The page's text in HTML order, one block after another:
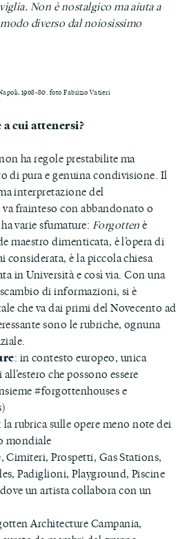
Non è nostalgico ma aiuta a
diverso dal noiosissimo
1968-80. foto Fabrizio Vatieri
cui attenersi?
ha regole prestabilite ma
di pura e genuina condivisione. Il
interpretazione del
frainteso con abbandonato o
varie sfumature: Forgottenè
maestro dimenticata, è l’opera di
è la piccola chiesa
in Università e così via. Con una
di informazioni, si è
che va dai primi del Novecento ad
sono le rubriche, ognuna
: in contesto europeo, unica
che possono essere
#forgottenhouses e
: la rubrica sulle opere meno note dei
mondiale
Cimiteri, Prospetti, Gas Stations,
Padiglioni, Playground, Piscine
dove un artista collabora con un
Architecture Campania,